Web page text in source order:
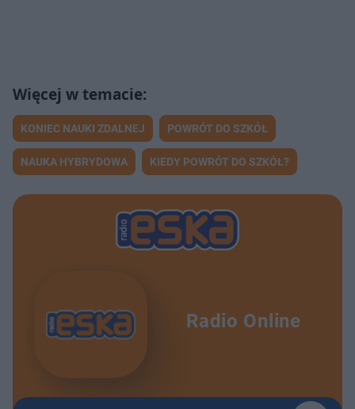
KONIEC NAUKI ZDALNEJ POWRÓT DO SZKÓŁ
NAUKA HYBRYDOWA KIEDY POWRÓT DO SZKÓŁ?
Radio Online